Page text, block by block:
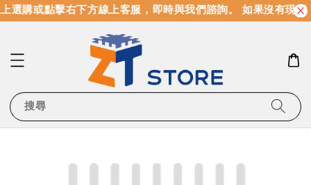
選購或點擊右下方線上客服，即時與我們諮詢。 如果沒有現貨
搜尋